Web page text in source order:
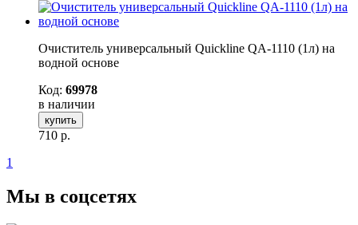
Очиститель универсальный Quickline QA-1110 (1л) на
водной основе
Код: 69978
в наличии
купить
710 р.
1
Мы в соцсетях